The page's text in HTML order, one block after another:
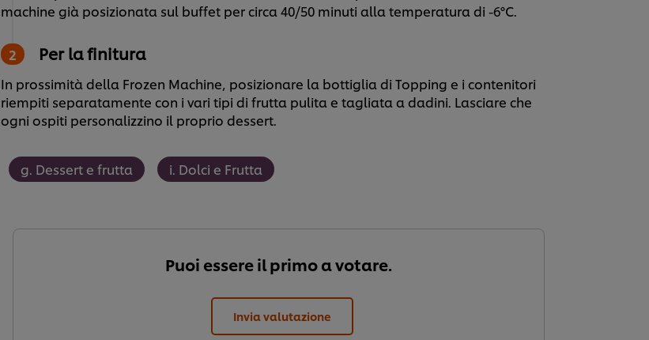
machine già posizionata sul buffet per circa 40/50 minuti alla temperatura di -6°C.
Per la finitura
In prossimità della Frozen Machine, posizionare la bottiglia di Topping e i contenitori
riempiti separatamente con i vari tipi di frutta pulita e tagliata a dadini. Lasciare che
ogni ospiti personalizzino il proprio dessert.
g. Dessert e frutta i. Dolci e Frutta
Puoi essere il primo a votare.
Invia valutazione